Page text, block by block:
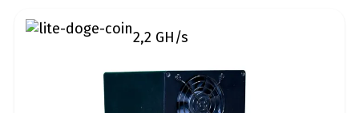
2,2 GH/s